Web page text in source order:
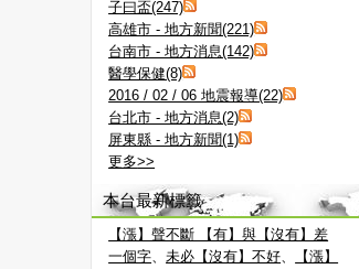
子曰盃(247)
高雄市 - 地方新聞(221)
台南市 - 地方消息(142)
醫學保健(8)
2016 / 02 / 06 地震報導(22)
台北市 - 地方消息(2)
屏東縣 - 地方新聞(1)
更多>>
本台最新標籤
【漲】聲不斷 【有】與【沒有】差
一個字、未必【沒有】不好、
【漲】